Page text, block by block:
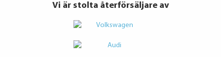
Vi är stolta återförsäljare av